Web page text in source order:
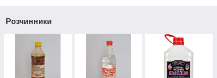
Розчинники